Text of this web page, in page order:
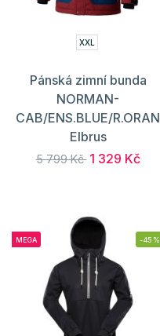
XXL
Pánská zimní bunda
NORMAN-
CAB/ENS.BLUE/R.ORAN
Elbrus
5 799 Kč 1 329 Kč
MEGA -45%